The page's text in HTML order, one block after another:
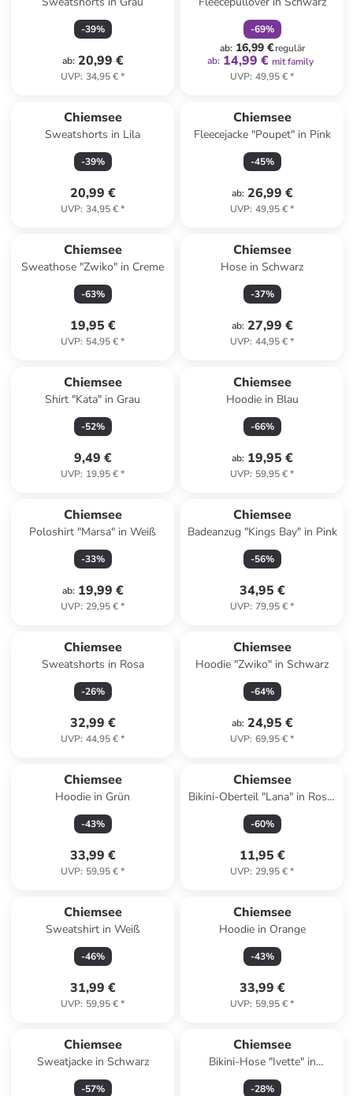
-39%
ab: 20,99 €
UVP: 34,95 €*
-69%
ab: 16,99 €regulär
ab: 14,99 € mit family
UVP: 49,95 €*
Chiemsee
Sweatshorts in Lila
-39%
20,99 €
UVP: 34,95 €*
Chiemsee
Fleecejacke "Poupet" in Pink
-45%
ab: 26,99 €
UVP: 49,95 €*
Chiemsee
Sweathose "Zwiko" in Creme
-63%
19,95 €
UVP: 54,95 €*
Chiemsee
Hose in Schwarz
-37%
ab: 27,99 €
UVP: 44,95 €*
Chiemsee
Shirt "Kata" in Grau
-52%
9,49 €
UVP: 19,95 €*
Chiemsee
Hoodie in Blau
-66%
ab: 19,95 €
UVP: 59,95 €*
Chiemsee
Poloshirt "Marsa" in Weiß
-33%
ab: 19,99 €
UVP: 29,95 €*
Chiemsee
Badeanzug "Kings Bay" in Pink
-56%
34,95 €
UVP: 79,95 €*
Chiemsee
Sweatshorts in Rosa
-26%
32,99 €
UVP: 44,95 €*
Chiemsee
Hoodie "Zwiko" in Schwarz
-64%
ab: 24,95 €
UVP: 69,95 €*
Chiemsee
Hoodie in Grün
-43%
33,99 €
UVP: 59,95 €*
Chiemsee
Bikini-Oberteil "Lana" in Rosa/
Gelb
-60%
11,95 €
UVP: 29,95 €*
Chiemsee
Sweatshirt in Weiß
-46%
31,99 €
UVP: 59,95 €*
Chiemsee
Hoodie in Orange
-43%
33,99 €
UVP: 59,95 €*
Chiemsee
Sweatjacke in Schwarz
-57%
Chiemsee
Bikini-Hose "Ivette" in
Schwarz
-28%